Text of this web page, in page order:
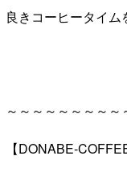
良きコーヒータイム
～～～～～～～～
【DONABE-